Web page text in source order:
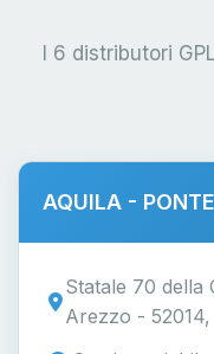
I 6 distributori
AQUILA -
Statale 70 della
Arezzo - 52014,